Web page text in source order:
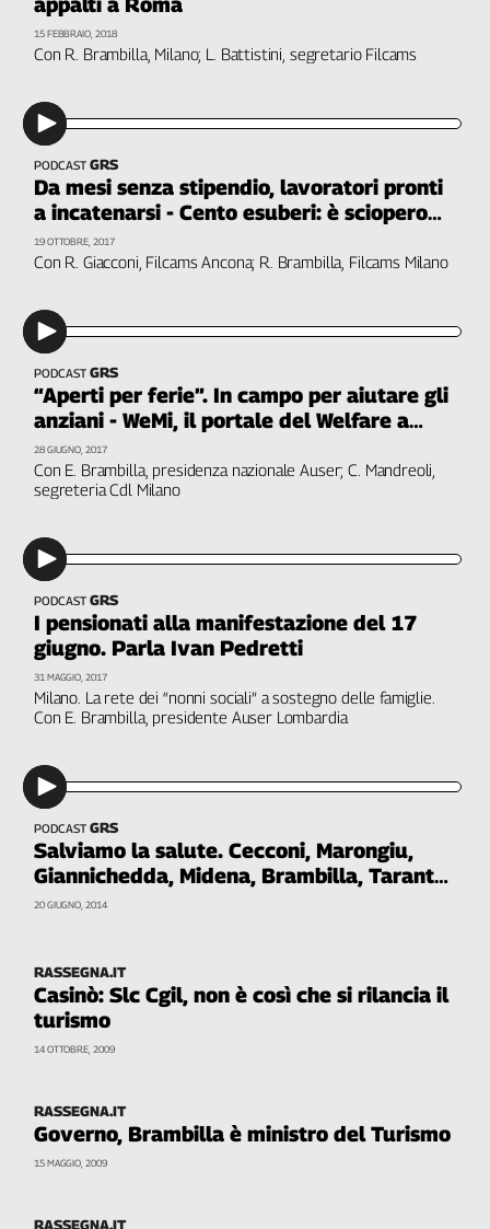
Nidil
Slc
Inca
Caaf
Speciali
G8
Genova,
sangue
della
120
anni
Collettiva
Academy
Collettiva
Play
Rubriche
Collettiva
Talk
settimana
Collettiva
Il
Sassolino
Linea
Economica
Tech
Inserti
Idea
Diffusa
InFlai
Le
trasmissioni
tv
Progress
Con R. Brambilla, Milano; L. Battistini, segretario Filcams
15 FEBBRAIO, 2018
PODCAST GRS
Da mesi senza stipendio, lavoratori pronti
a incatenarsi - Cento esuberi: è sciopero
alla Gfk
Con R. Giacconi, Filcams Ancona; R. Brambilla, Filcams Milano
19 OTTOBRE, 2017
PODCAST GRS
“Aperti per ferie”. In campo per aiutare gli
anziani - WeMi, il portale del Welfare a
Milano
Con E. Brambilla, presidenza nazionale Auser; C. Mandreoli,
segreteria Cdl Milano
28 GIUGNO, 2017
PODCAST GRS
I pensionati alla manifestazione del 17
giugno. Parla Ivan Pedretti
Milano. La rete dei “nonni sociali” a sostegno delle famiglie.
Con E. Brambilla, presidente Auser Lombardia
31 MAGGIO, 2017
PODCAST GRS
Salviamo la salute. Cecconi, Marongiu,
Giannichedda, Midena, Brambilla, Taranto,
Camellini, Pedretti
20 GIUGNO, 2014
RASSEGNA.IT
Casinò: Slc Cgil, non è così che si rilancia il
turismo
14 OTTOBRE, 2009
RASSEGNA.IT
Governo, Brambilla è ministro del Turismo
15 MAGGIO, 2009
RASSEGNA.IT